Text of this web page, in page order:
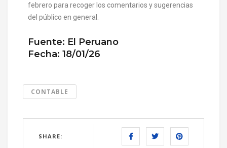
febrero para recoger los comentarios y sugerencias
del público en general.
Fuente: El Peruano
Fecha: 18/01/26
CONTABLE
SHARE: